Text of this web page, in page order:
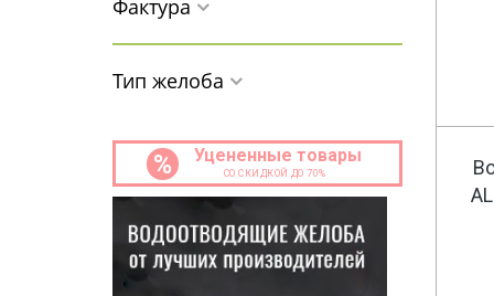
Фактура
Тип желоба
% Уцененные товары
СО СКИДКОЙ ДО 70%